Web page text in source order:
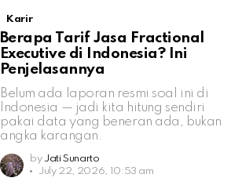
Karir
Berapa Tarif Jasa Fractional
Executive di Indonesia? Ini
Penjelasannya
Belum ada laporan resmi soal ini di
Indonesia — jadi kita hitung sendiri
pakai data yang beneran ada, bukan
angka karangan.
by Jati Sunarto
July 22, 2026, 10:53 am